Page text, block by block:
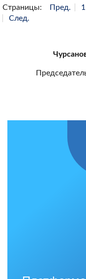
Страницы: Пред. 1
След.